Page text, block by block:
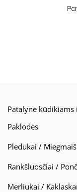
Patalynė kūdikiams
Paklodės
Pledukai /
Rankšluosčiai /
Merliukai /